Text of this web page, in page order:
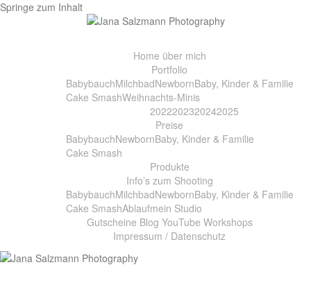
Springe zum Inhalt
Home über mich
Portfolio
BabybauchMilchbadNewbornBaby, Kinder & Familie
Cake SmashWeihnachts-Minis
2022202320242025
Preise
BabybauchNewbornBaby, Kinder & Familie
Cake Smash
Produkte
Info’s zum Shooting
BabybauchMilchbadNewbornBaby, Kinder & Familie
Cake SmashAblaufmein Studio
Gutscheine Blog YouTube Workshops
Impressum / Datenschutz